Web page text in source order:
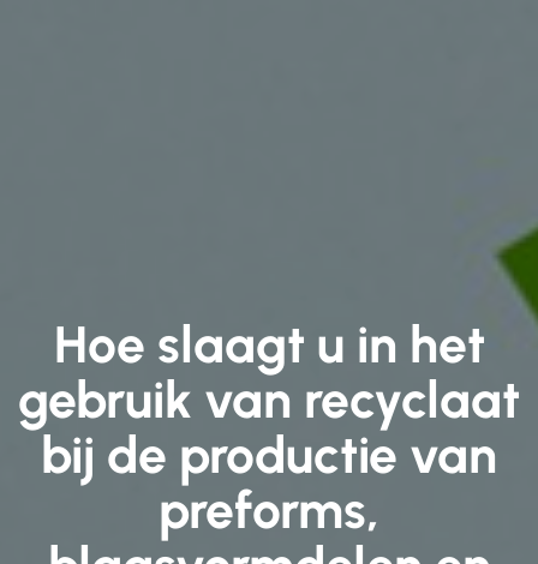
Hoe slaagt u in het
gebruik van recyclaat
bij de productie van
preforms,